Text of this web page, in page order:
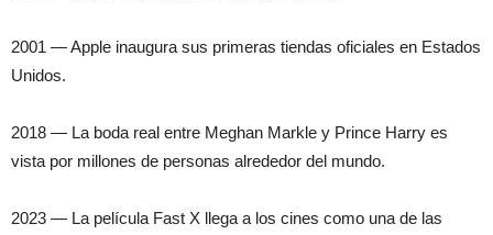
2001 — Apple inaugura sus primeras tiendas oficiales en Estados
Unidos.
2018 — La boda real entre Meghan Markle y Prince Harry es
vista por millones de personas alrededor del mundo.
2023 — La película Fast X llega a los cines como una de las